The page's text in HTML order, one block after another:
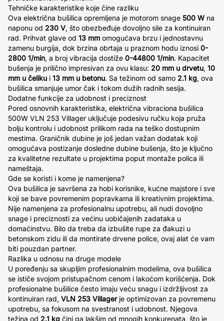
Tehničke karakteristike koje čine razliku
Ova električna bušilica opremljena je motorom snage 500 W na
naponu od 230 V, što obezbeđuje dovoljno sile za kontinuiran
rad. Prihvat glave od 13 mm omogućava brzu i jednostavnu
zamenu burgija, dok brzina obrtaja u praznom hodu iznosi 0-
2800 1/min, a broj vibracija dostiže 0-44800 1/min. Kapacitet
bušenja je prilično impresivan za ovu klasu: 20 mm u drvetu, 10
mm u čeliku i 13 mm u betonu. Sa težinom od samo 2.1 kg, ova
bušilica smanjuje umor čak i tokom dužih radnih sesija.
Dodatne funkcije za udobnost i preciznost
Pored osnovnih karakteristika, električna vibraciona bušilica
500W VLN 253 Villager uključuje podesivu ručku koja pruža
bolju kontrolu i udobnost prilikom rada na teško dostupnim
mestima. Graničnik dubine je još jedan važan dodatak koji
omogućava postizanje dosledne dubine bušenja, što je ključno
za kvalitetne rezultate u projektima poput montaže polica ili
nameštaja.
Gde se koristi i kome je namenjena?
Ova bušilica je savršena za hobi korisnike, kućne majstore i sve
koji se bave povremenim popravkama ili kreativnim projektima.
Nije namenjena za profesionalnu upotrebu, ali nudi dovoljno
snage i preciznosti za većinu uobičajenih zadataka u
domaćinstvu. Bilo da treba da izbušite rupe za đakuzi u
betonskom zidu ili da montirate drvene police, ovaj alat će vam
biti pouzdan partner.
Razlika u odnosu na druge modele
U poređenju sa skupljim profesionalnim modelima, ova bušilica
se ističe svojom pristupačnom cenom i lakoćom korišćenja. Dok
profesionalne bušilice često imaju veću snagu i izdržljivost za
kontinuiran rad, VLN 253 Villagerje optimizovan za povremenu
upotrebu, sa fokusom na svestranost i udobnost. Njegova
težina od 2.1 kg čini ga lakšim od mnogih konkurenata, što je